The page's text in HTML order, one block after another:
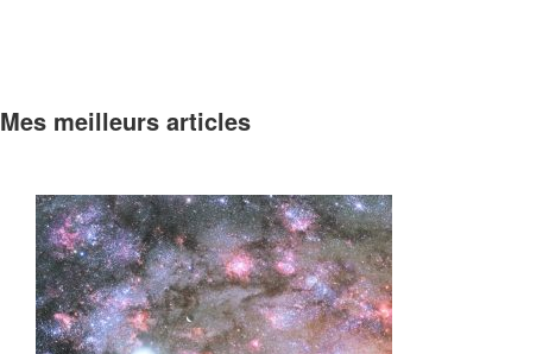
Mes meilleurs articles